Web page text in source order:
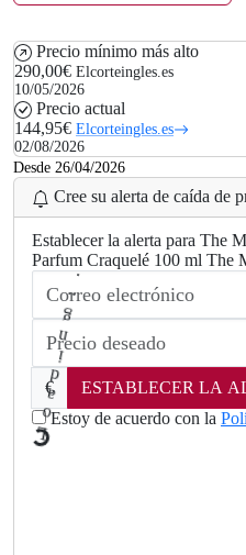
Precio mínimo más alto
290,00€ Elcorteingles.es
10/05/2026
Precio actual
144,95€ Elcorteingles.es
02/08/2026
Desde 26/04/2026
Cree su alerta de caída de
Establecer la alerta para The
Parfum Craquelé 100 ml The
€
ESTABLECER LA
Estoy de acuerdo con la
L
.